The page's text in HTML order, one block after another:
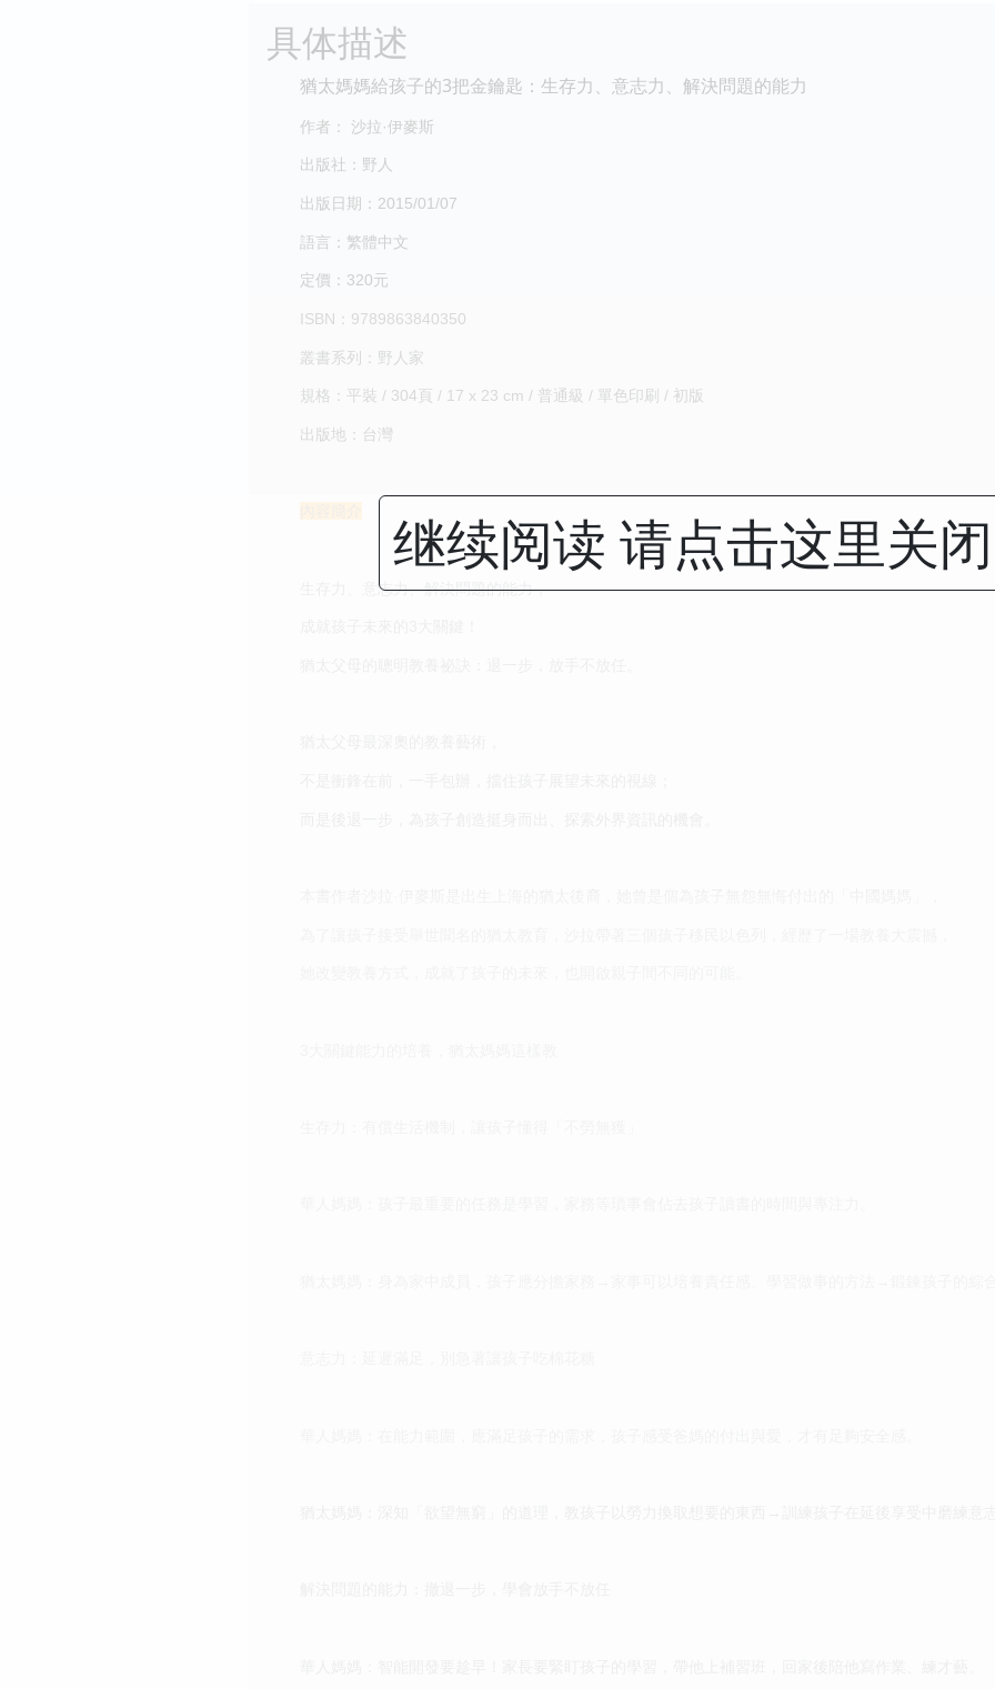
具体描述
猶太媽媽給孩子的3把金鑰匙：生存力、意志力、解決問題的能力
作者： 沙拉·伊麥斯
出版社：野人
出版日期：2015/01/07
語言：繁體中文
定價：320元
ISBN：9789863840350
叢書系列：野人家
規格：平裝 / 304頁 / 17 x 23 cm / 普通級 / 單色印刷 / 初版
出版地：台灣
生存力、意志力、解決問題的能力，
继续阅读 请点击这里关